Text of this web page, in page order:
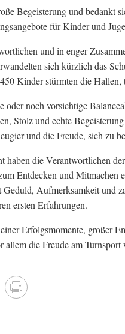
Begeisterung und bedankt
für Kinder und
und in enger
sich kürzlich das
Kinder stürmten die
oder noch vorsichtige
Stolz und echte
und die Freude, sich zu
haben die Verantwortlichen
Entdecken und
Aufmerksamkeit und
ersten Erfahrungen.
Erfolgsmomente, großer
die Freude am Turnsport